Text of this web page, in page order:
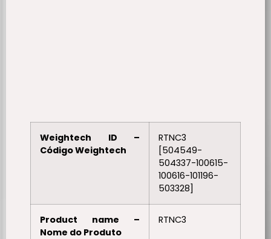
Weightech ID –
Código Weightech
RTNC3
[504549-
504337-100615-
100616-101196-
503328]
Product name –
Nome do Produto
RTNC3